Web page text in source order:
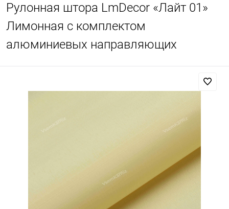
Рулонная штора LmDecor «Лайт 01»
Лимонная с комплектом
алюминиевых направляющих